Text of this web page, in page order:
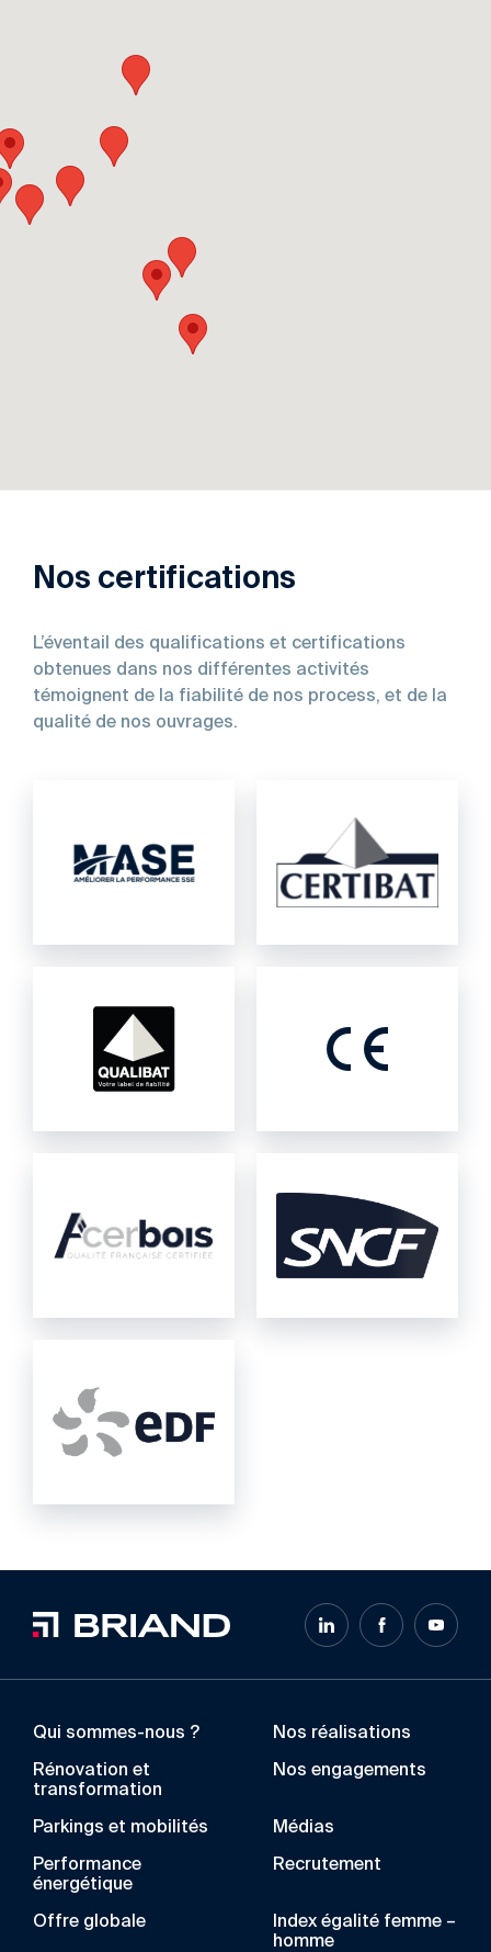
Nos certifications
L’éventail des qualifications et certifications
obtenues dans nos différentes activités
témoignent de la fiabilité de nos process, et de la
qualité de nos ouvrages.
Qui sommes-nous ? Nos réalisations
Rénovation et
transformation
Nos engagements
Parkings et mobilités Médias
Performance
énergétique
Recrutement
Offre globale
Index égalité femme –
homme